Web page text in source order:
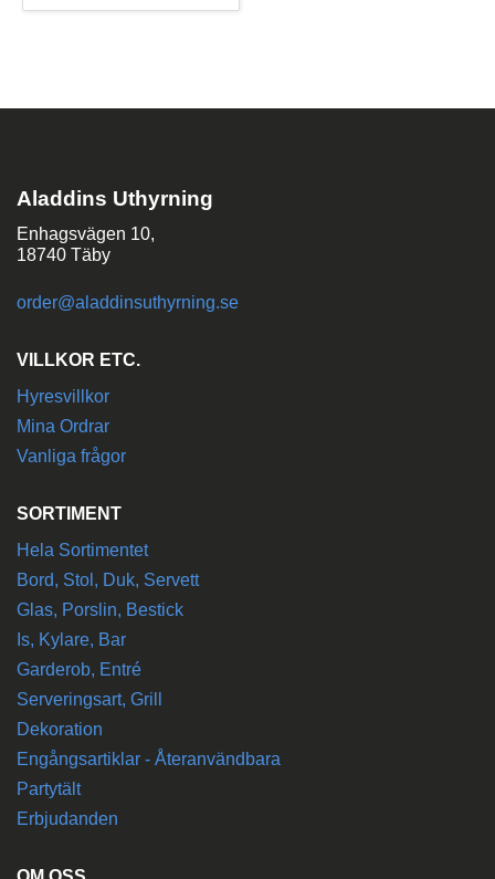
Aladdins Uthyrning
Enhagsvägen 10,
18740 Täby
order@aladdinsuthyrning.se
VILLKOR ETC.
Hyresvillkor
Mina Ordrar
Vanliga frågor
SORTIMENT
Hela Sortimentet
Bord, Stol, Duk, Servett
Glas, Porslin, Bestick
Is, Kylare, Bar
Garderob, Entré
Serveringsart, Grill
Dekoration
Engångsartiklar - Återanvändbara
Partytält
Erbjudanden